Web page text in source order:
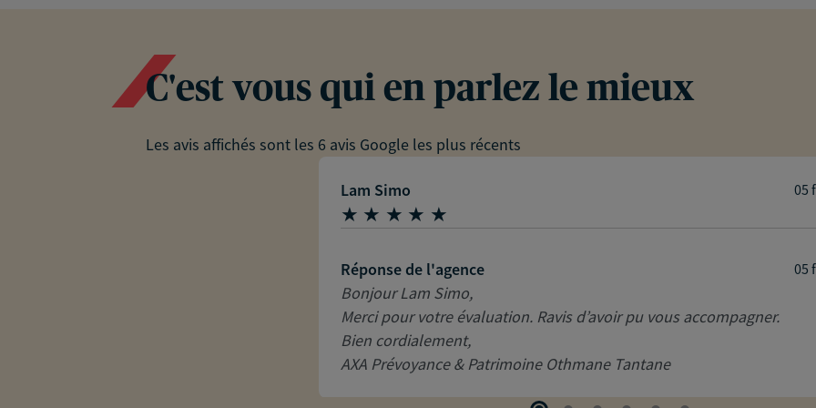
C'est vous qui en parlez le mieux
Les avis affichés sont les 6 avis Google les plus récents
Lam Simo 05
Réponse de l'agence 05
Bonjour Lam Simo,
Merci pour votre évaluation. Ravis d’avoir pu vous accompagner.
Bien cordialement,
AXA Prévoyance & Patrimoine Othmane Tantane